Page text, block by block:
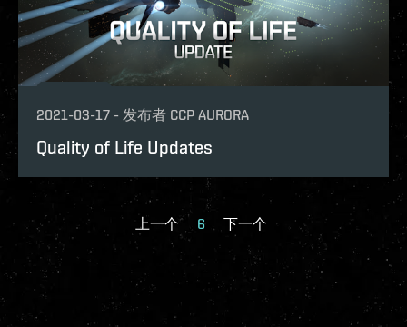
2021-03-17 - 发布者 CCP AURORA
Quality of Life Updates
上一个 6 下一个